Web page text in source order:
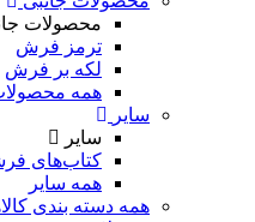
محصولات
ترمز فرش
لکه بر فرش
همه
سایر
سایر
کتاب‌های
همه سایر
همه دسته بندی